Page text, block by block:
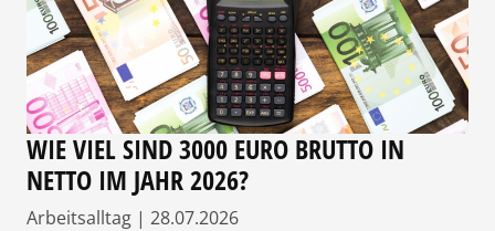
WIE VIEL SIND 3000 EURO BRUTTO IN
NETTO IM JAHR 2026?
Arbeitsalltag | 28.07.2026